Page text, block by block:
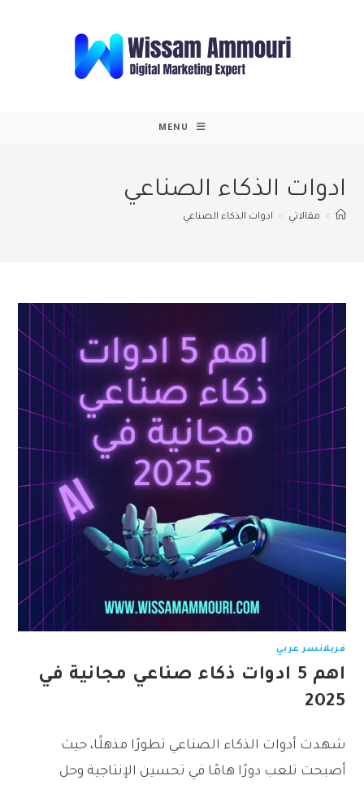
MENU
ادوات الذكاء الصناعي
> مقالاتي > ادوات الذكاء الصناعي
فريلانسر عربي
اهم 5 ادوات ذكاء صناعي مجانية في
2025
شهدت أدوات الذكاء الصناعي تطورًا مذهلًا، حيث
أصبحت تلعب دورًا هامًا في تحسين الإنتاجية وحل